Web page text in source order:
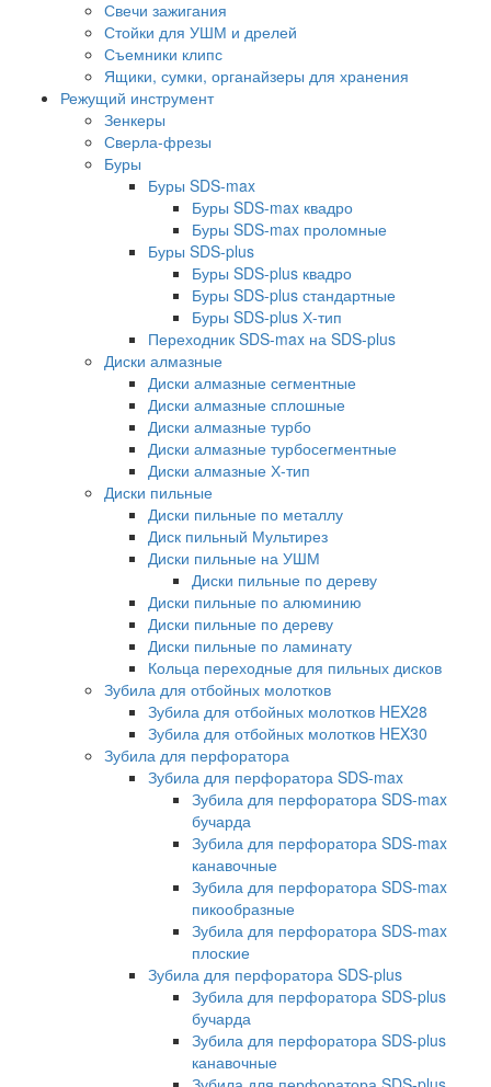
Свечи зажигания
Стойки для УШМ и дрелей
Съемники клипс
Ящики, сумки, органайзеры для хранения
Режущий инструмент
Зенкеры
Сверла-фрезы
Буры
Буры SDS-max
Буры SDS-max квадро
Буры SDS-max проломные
Буры SDS-plus
Буры SDS-plus квадро
Буры SDS-plus стандартные
Буры SDS-plus Х-тип
Переходник SDS-max на SDS-plus
Диски алмазные
Диски алмазные сегментные
Диски алмазные сплошные
Диски алмазные турбо
Диски алмазные турбосегментные
Диски алмазные Х-тип
Диски пильные
Диски пильные по металлу
Диск пильный Мультирез
Диски пильные на УШМ
Диски пильные по дереву
Диски пильные по алюминию
Диски пильные по дереву
Диски пильные по ламинату
Кольца переходные для пильных дисков
Зубила для отбойных молотков
Зубила для отбойных молотков HEX28
Зубила для отбойных молотков HEX30
Зубила для перфоратора
Зубила для перфоратора SDS-max
Зубила для перфоратора SDS-max
бучарда
Зубила для перфоратора SDS-max
канавочные
Зубила для перфоратора SDS-max
пикообразные
Зубила для перфоратора SDS-max
плоские
Зубила для перфоратора SDS-plus
Зубила для перфоратора SDS-plus
бучарда
Зубила для перфоратора SDS-plus
канавочные